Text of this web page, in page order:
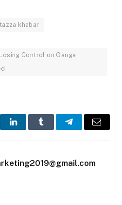
tazza khabar
Control on Ganga
LinkedInTumblr TelegramEmail